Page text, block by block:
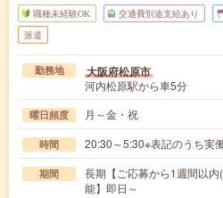
職種未経験OK 交通費別途支給あり
派遣
勤務地 大阪府松原市
河内松原駅から車5分
曜日頻度 月～金・祝
時間 20:30～5:30※表記のうち実
期間
長期【ご応募から1週間以
能】即日～